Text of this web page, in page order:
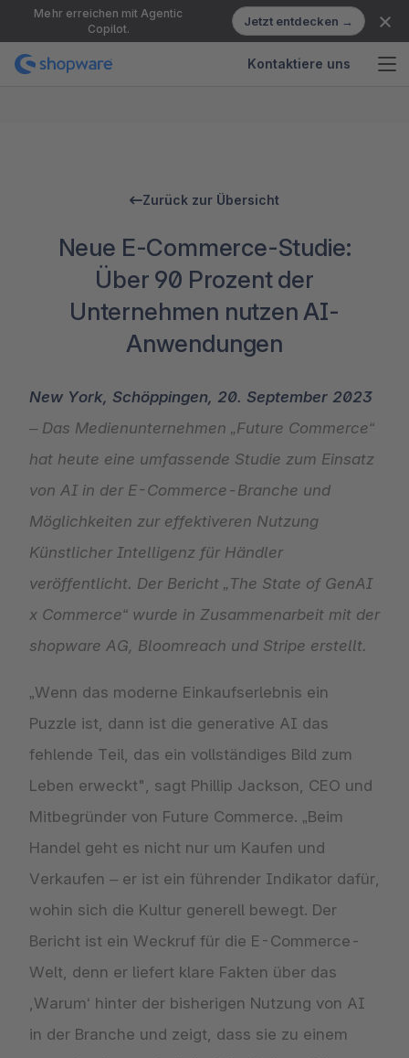
Mehr erreichen mit Agentic
Copilot.
Jetzt entdecken →
Kontaktiere uns
Zurück zur Übersicht
Neue E-Commerce-Studie:
Über 90 Prozent der
Unternehmen nutzen AI-
Anwendungen
New York, Schöppingen, 20. September 2023
– Das Medienunternehmen „Future Commerce“
hat heute eine umfassende Studie zum Einsatz
von AI in der E-Commerce-Branche und
Möglichkeiten zur effektiveren Nutzung
Künstlicher Intelligenz für Händler
veröffentlicht. Der Bericht „The State of GenAI
x Commerce“ wurde in Zusammenarbeit mit der
shopware AG, Bloomreach und Stripe erstellt.
„Wenn das moderne Einkaufserlebnis ein
Puzzle ist, dann ist die generative AI das
fehlende Teil, das ein vollständiges Bild zum
Leben erweckt", sagt Phillip Jackson, CEO und
Mitbegründer von Future Commerce. „Beim
Handel geht es nicht nur um Kaufen und
Verkaufen – er ist ein führender Indikator dafür,
wohin sich die Kultur generell bewegt. Der
Bericht ist ein Weckruf für die E-Commerce-
Welt, denn er liefert klare Fakten über das
,Warum‘ hinter der bisherigen Nutzung von AI
in der Branche und zeigt, dass sie zu einem